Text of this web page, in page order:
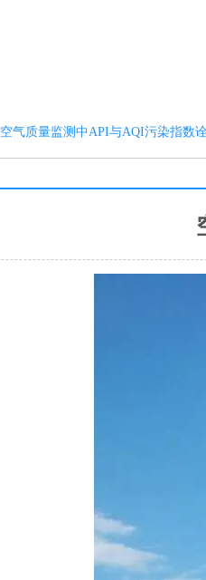
空气质量监测中API与AQI污染指数